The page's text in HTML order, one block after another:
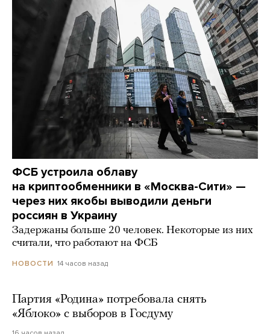
ФСБ устроила облаву
на криптообменники в «Москва-Сити» —
через них якобы выводили деньги
россиян в Украину
Задержаны больше 20 человек. Некоторые из них
считали, что работают на ФСБ
НОВОСТИ 14 часов назад
Партия «Родина» потребовала снять
«Яблоко» с выборов в Госдуму